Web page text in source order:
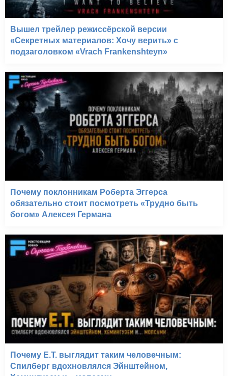
Двенадцать обезьян
Вышел трейлер режиссёрской версии
«Секретных материалов: Хочу верить» с
подзаголовком «Vrach Frankenshteyn»
Почему поклонникам Роберта Эггерса
обязательно стоит посмотреть «Трудно быть
богом» Алексея Германа
Почему E.T. выглядит таким человечным:
Спилберг вдохновлялся Эйнштейном,